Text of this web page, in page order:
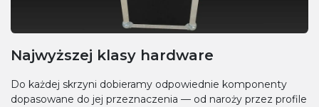
Najwyższej klasy hardware
Do każdej skrzyni dobieramy odpowiednie komponenty
dopasowane do jej przeznaczenia — od naroży przez profile